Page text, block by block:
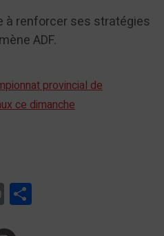
à renforcer ses stratégies
ADF.
provincial de
ce dimanche
Print